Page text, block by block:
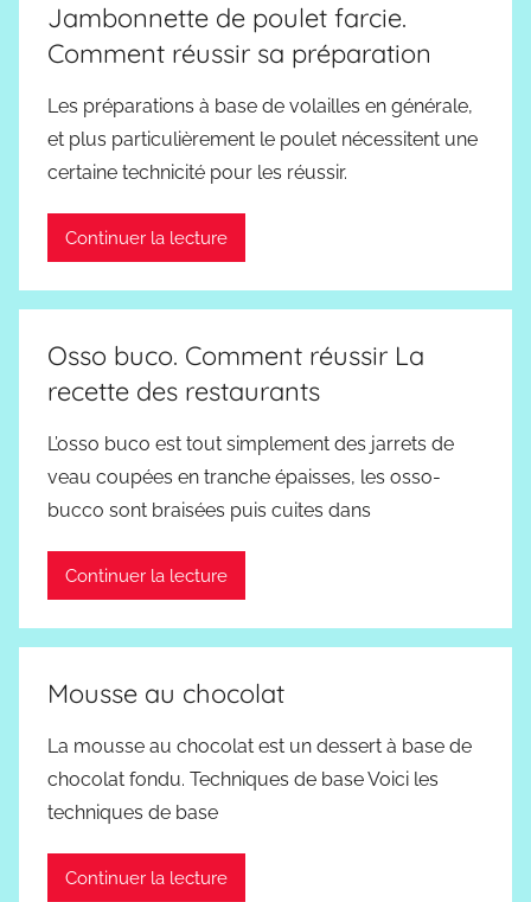
Jambonnette de poulet farcie.
Comment réussir sa préparation
Les préparations à base de volailles en générale,
et plus particulièrement le poulet nécessitent une
certaine technicité pour les réussir.
Continuer la lecture
Osso buco. Comment réussir La
recette des restaurants
L’osso buco est tout simplement des jarrets de
veau coupées en tranche épaisses, les osso-
bucco sont braisées puis cuites dans
Continuer la lecture
Mousse au chocolat
La mousse au chocolat est un dessert à base de
chocolat fondu. Techniques de base Voici les
techniques de base
Continuer la lecture